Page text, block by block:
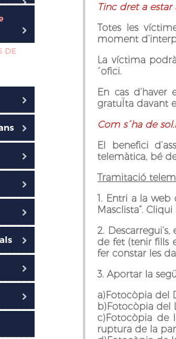
DE
Tinc dret a
Totes les
moment
La víctima
´ofici.
En cas
gratuÏta davant
Com s´ha de
El benefici
telemàtica, bé
Tramitació
1. Entri a la web
Masclista”. Cliqui
2.
de fet (tenir fills
fer constar les
3. Aportar la
a)Fotocòpia del
b)Fotocòpia del
c)Fotocòpia de
ruptura de la